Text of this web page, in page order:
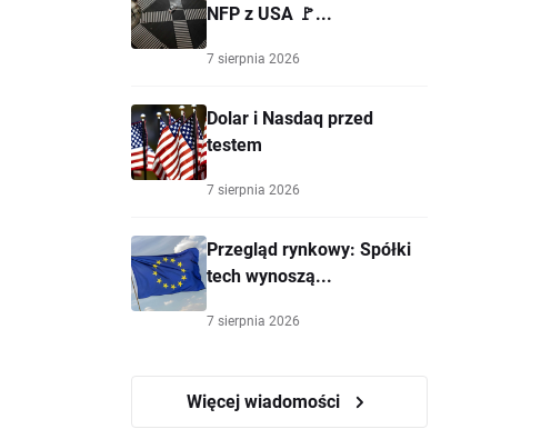
NFP z USA 🚩...
7 sierpnia 2026
Dolar i Nasdaq przed
testem
7 sierpnia 2026
Przegląd rynkowy: Spółki
tech wynoszą...
7 sierpnia 2026
Więcej wiadomości